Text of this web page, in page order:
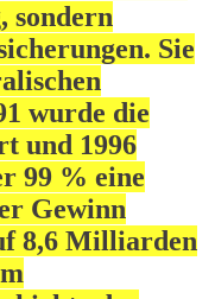
sondern
Sie
wurde die
und 1996
99 % eine
Gewinn
8,6 Milliarden